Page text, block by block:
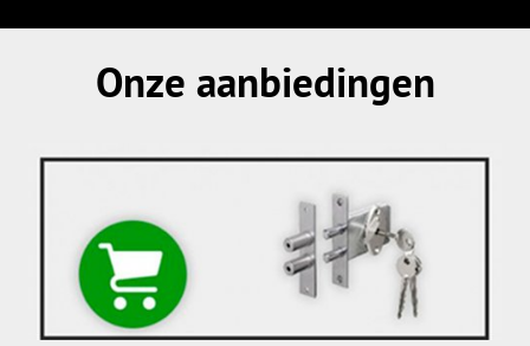
Onze aanbiedingen